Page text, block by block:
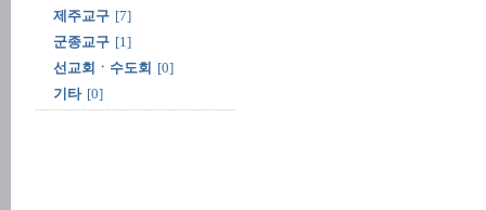
제주교구 [7]
군종교구 [1]
선교회ㆍ수도회 [0]
기타 [0]